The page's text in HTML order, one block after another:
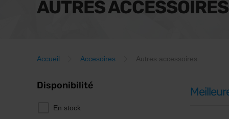
AUTRES ACCESSOIRES
Accueil Accesoires Autres accessoires
Disponibilité
En stock